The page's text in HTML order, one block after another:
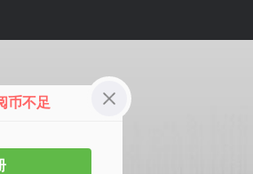
币不足